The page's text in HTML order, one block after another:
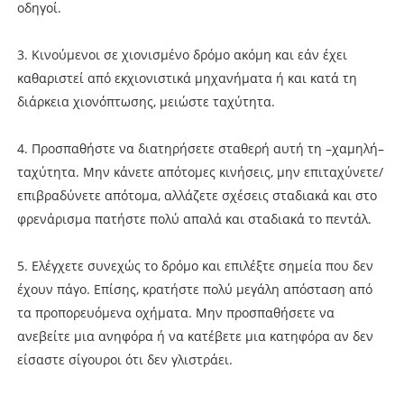
οδηγοί.
3. Κινούμενοι σε χιονισμένο δρόμο ακόμη και εάν έχει
καθαριστεί από εκχιονιστικά μηχανήματα ή και κατά τη
διάρκεια χιονόπτωσης, μειώστε ταχύτητα.
4. Προσπαθήστε να διατηρήσετε σταθερή αυτή τη –χαμηλή–
ταχύτητα. Μην κάνετε απότομες κινήσεις, μην επιταχύνετε/
επιβραδύνετε απότομα, αλλάζετε σχέσεις σταδιακά και στο
φρενάρισμα πατήστε πολύ απαλά και σταδιακά το πεντάλ.
5. Ελέγχετε συνεχώς το δρόμο και επιλέξτε σημεία που δεν
έχουν πάγο. Επίσης, κρατήστε πολύ μεγάλη απόσταση από
τα προπορευόμενα οχήματα. Μην προσπαθήσετε να
ανεβείτε μια ανηφόρα ή να κατέβετε μια κατηφόρα αν δεν
είσαστε σίγουροι ότι δεν γλιστράει.